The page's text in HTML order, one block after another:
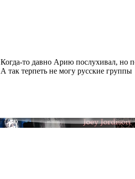
Когда-то давно Арию послухивал, но
А так терпеть не могу русские группы